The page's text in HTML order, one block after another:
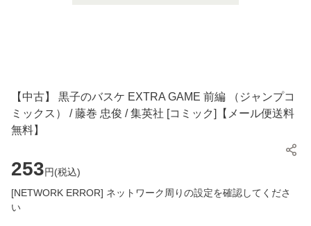
【中古】 黒子のバスケ EXTRA GAME 前編 （ジャンプコ
ミックス） / 藤巻 忠俊 / 集英社 [コミック]【メール便送料
無料】
253円(税込)
[NETWORK ERROR] ネットワーク周りの設定を確認してくださ
い